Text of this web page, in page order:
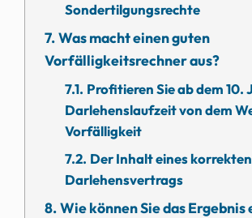
Sondertilgungsrechte
Was macht einen guten
Vorfälligkeitsrechner aus?
Profitieren Sie ab dem 10.
Darlehenslaufzeit von dem
Vorfälligkeit
Der Inhalt eines korrekten
Darlehensvertrags
Wie können Sie das Ergebnis